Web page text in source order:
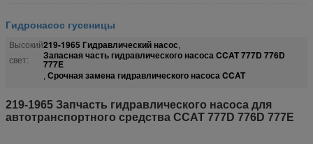
Гидронасос гусеницы
Высокий
свет:
219-1965 Гидравлический насос,
Запасная часть гидравлического насоса CCAT 777D 776D
777E
, Срочная замена гидравлического насоса CCAT
219-1965 Запчасть гидравлического насоса для
автотранспортного средства CCAT 777D 776D 777E